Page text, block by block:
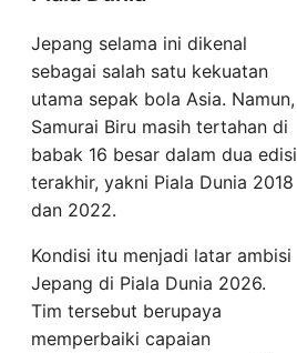
Jepang selama ini dikenal
sebagai salah satu kekuatan
utama sepak bola Asia. Namun,
Samurai Biru masih tertahan di
babak 16 besar dalam dua edisi
terakhir, yakni Piala Dunia 2018
dan 2022.
Kondisi itu menjadi latar ambisi
Jepang di Piala Dunia 2026.
Tim tersebut berupaya
memperbaiki capaian